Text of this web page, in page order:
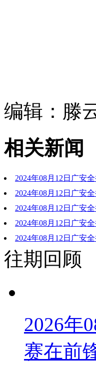
编辑：滕
相关新闻
2024年08月12日广安
2024年08月12日广安
2024年08月12日广安
全检查2024年08月12日广安
2024年08月12日广安
往期回顾
2026年
赛在前